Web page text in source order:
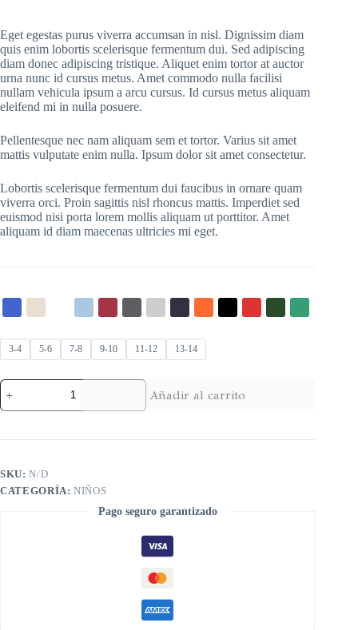
Eget egestas purus viverra accumsan in nisl. Dignissim diam
quis enim lobortis scelerisque fermentum dui. Sed adipiscing
diam donec adipiscing tristique. Aliquet enim tortor at auctor
urna nunc id cursus metus. Amet commodo nulla facilisi
nullam vehicula ipsum a arcu cursus. Id cursus metus aliquam
eleifend mi in nulla posuere.
Pellentesque nec nam aliquam sem et tortor. Varius sit amet
mattis vulputate enim nulla. Ipsum dolor sit amet consectetur.
Lobortis scelerisque fermentum dui faucibus in ornare quam
viverra orci. Proin sagittis nisl rhoncus mattis. Imperdiet sed
euismod nisi porta lorem mollis aliquam ut porttitor. Amet
aliquam id diam maecenas ultricies mi eget.
3-4 5-6 7-8 9-10 11-12 13-14
Añadir al carrito
SKU:N/D
CATEGORÍA:NIÑOS
Pago seguro garantizado